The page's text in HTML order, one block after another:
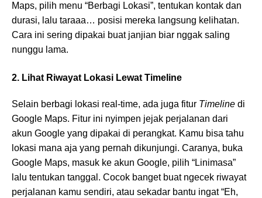
Maps, pilih menu “Berbagi Lokasi”, tentukan kontak dan
durasi, lalu taraaa… posisi mereka langsung kelihatan.
Cara ini sering dipakai buat janjian biar nggak saling
nunggu lama.
2. Lihat Riwayat Lokasi Lewat Timeline
Selain berbagi lokasi real-time, ada juga fitur Timeline di
Google Maps. Fitur ini nyimpen jejak perjalanan dari
akun Google yang dipakai di perangkat. Kamu bisa tahu
lokasi mana aja yang pernah dikunjungi. Caranya, buka
Google Maps, masuk ke akun Google, pilih “Linimasa”
lalu tentukan tanggal. Cocok banget buat ngecek riwayat
perjalanan kamu sendiri, atau sekadar bantu ingat “Eh,